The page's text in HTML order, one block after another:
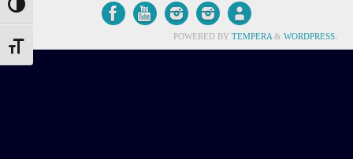
Nagy kontraszt váltása
Betűméret váltása
POWERED BY TEMPERA& WORDPRESS.